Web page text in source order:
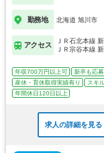
勤務地 北海道 旭川市
アクセス
ＪＲ石北本線
ＪＲ宗谷本線
年収700万円以上可 新卒も応
産休・育休取得実績有り
スキ
年間休日120日以上
求人の詳細を見る